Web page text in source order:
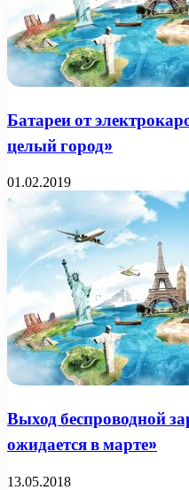
Батареи от
целый город»
01.02.2019
Выход беспроводной
ожидается в марте»
13.05.2018